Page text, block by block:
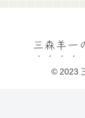
三森羊
© 2023